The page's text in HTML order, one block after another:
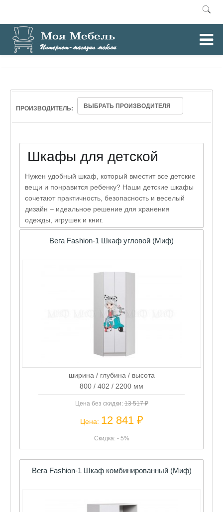
Главная / Шкафы для детской
ПРОИЗВОДИТЕЛЬ: ВЫБРАТЬ ПРОИЗВОДИТЕЛЯ
Шкафы для детской
Нужен удобный шкаф, который вместит все детские
вещи и понравится ребенку? Наши детские шкафы
сочетают практичность, безопасность и веселый
дизайн – идеальное решение для хранения
одежды, игрушек и книг.
Вега Fashion-1 Шкаф угловой (Миф)
ширина / глубина / высота
800 / 402 / 2200 мм
Цена без скидки:13 517 ₽
Цена: 12 841 ₽
Скидка: - 5%
Вега Fashion-1 Шкаф комбинированный (Миф)